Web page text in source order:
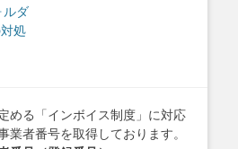
ルダ
処
める「インボイス制度」に対応
業者番号を取得しております。